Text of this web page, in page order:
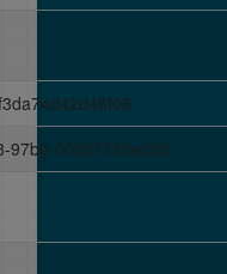
97b0-00827335e228